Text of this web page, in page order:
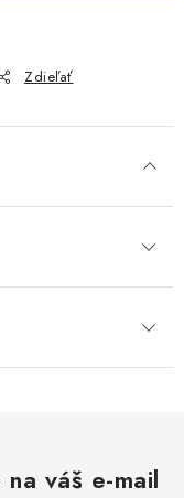
Zdieľať
váš e-mail